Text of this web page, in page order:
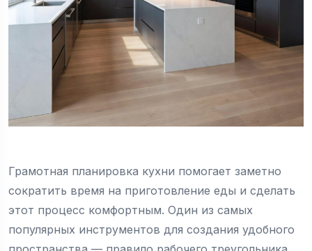
11 Статьи
Грамотная планировка кухни помогает заметно
сократить время на приготовление еды и сделать
этот процесс комфортным. Один из самых
популярных инструментов для создания удобного